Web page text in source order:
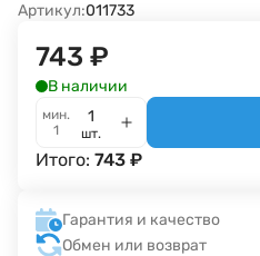
Артикул:011733
743 ₽
В наличии
мин.
1
шт.
Итого: 743 ₽
Гарантия и качество
Обмен или возврат